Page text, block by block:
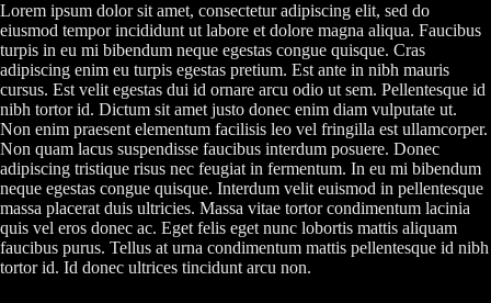
Lorem ipsum dolor sit amet, consectetur adipiscing elit, sed do
eiusmod tempor incididunt ut labore et dolore magna aliqua. Faucibus
turpis in eu mi bibendum neque egestas congue quisque. Cras
adipiscing enim eu turpis egestas pretium. Est ante in nibh mauris
cursus. Est velit egestas dui id ornare arcu odio ut sem. Pellentesque id
nibh tortor id. Dictum sit amet justo donec enim diam vulputate ut.
Non enim praesent elementum facilisis leo vel fringilla est ullamcorper.
Non quam lacus suspendisse faucibus interdum posuere. Donec
adipiscing tristique risus nec feugiat in fermentum. In eu mi bibendum
neque egestas congue quisque. Interdum velit euismod in pellentesque
massa placerat duis ultricies. Massa vitae tortor condimentum lacinia
quis vel eros donec ac. Eget felis eget nunc lobortis mattis aliquam
faucibus purus. Tellus at urna condimentum mattis pellentesque id nibh
tortor id. Id donec ultrices tincidunt arcu non.